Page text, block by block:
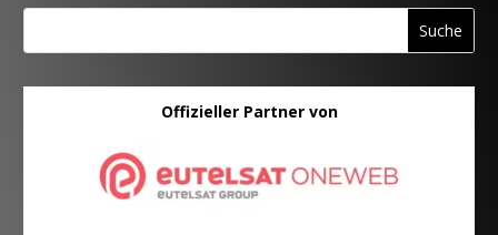
Offizieller Partner von